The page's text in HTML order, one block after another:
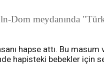
Dom meydanında
hapse attı. Bu
hapisteki bebekler için